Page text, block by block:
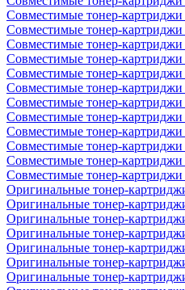
Совместимые тонер-картриджи
Совместимые тонер-картриджи
Совместимые тонер-картриджи
Совместимые тонер-
Совместимые тонер-картриджи
Совместимые тонер-картриджи
Совместимые тонер-
Совместимые тонер-
Совместимые тонер-
Совместимые тонер-
Совместимые тонер-картриджи
Совместимые тонер-
Оригинальные тонер-
Оригинальные тонер-
Оригинальные тонер-
Оригинальные тонер-
Оригинальные тонер-
Оригинальные тонер-
Оригинальные тонер-